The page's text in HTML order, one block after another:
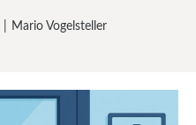
Mario Vogelsteller